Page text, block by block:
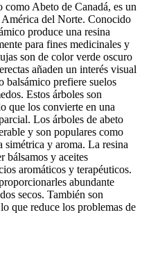
Abeto de Canadá, es un
América del Norte. Conocido
produce una resina
para fines medicinales y
son de color verde oscuro
añaden un interés visual
balsámico prefiere suelos
Estos árboles son
que los convierte en una
Los árboles de abeto
y son populares como
simétrica y aroma. La resina
bálsamos y aceites
aromáticos y terapéuticos.
abundante
secos. También son
que reduce los problemas de